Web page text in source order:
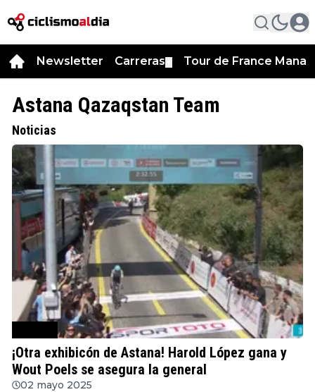
Newsletter Carreras Tour de France
Astana Qazaqstan Team
Noticias
¡Otra exhibicón de Astana! Harold López gana y
Wout Poels se asegura la general
02 mayo 2025